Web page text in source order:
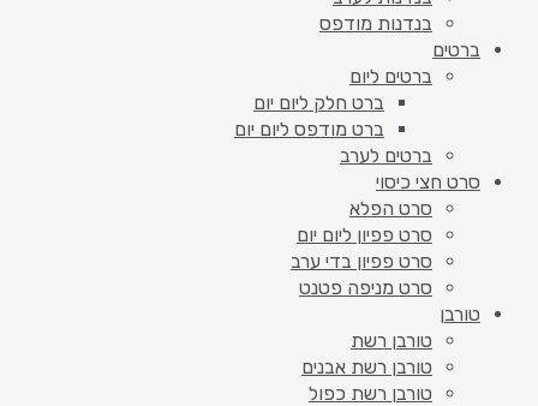
בנדנות מודפס
ברטים
ברטים ליום
ברט חלק ליום יום
ברט מודפס ליום יום
ברטים לערב
סרט חצי כיסוי
סרט הפלא
סרט פפיון ליום יום
סרט פפיון בדי ערב
סרט מניפה פטנט
טורבן
טורבן רשת
טורבן רשת אבנים
טורבן רשת כפול